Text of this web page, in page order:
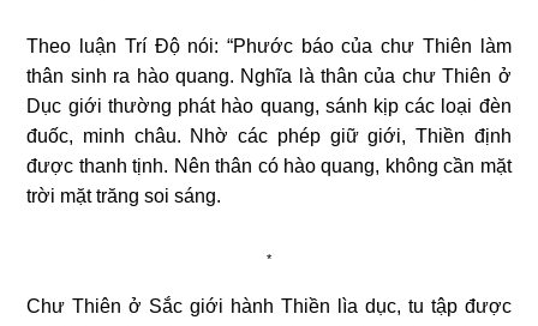
Theo luận Trí Độ nói: “Phước báo của chư Thiên làm
thân sinh ra hào quang. Nghĩa là thân của chư Thiên ở
Dục giới thường phát hào quang, sánh kịp các loại đèn
đuốc, minh châu. Nhờ các phép giữ giới, Thiền định
được thanh tịnh. Nên thân có hào quang, không cần mặt
trời mặt trăng soi sáng.
*
Chư Thiên ở Sắc giới hành Thiền lìa dục, tu tập được